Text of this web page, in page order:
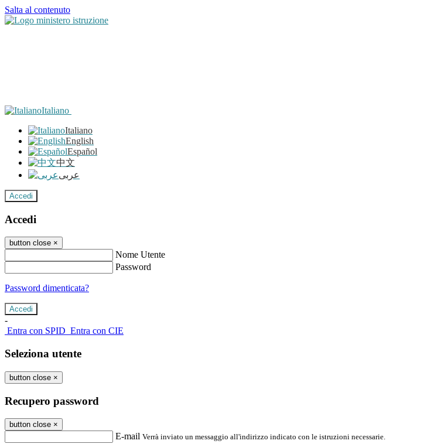
Salta al contenuto
Italiano
Italiano
English
Español
中文
عربى
Accedi
Accedi
button close ×
Nome Utente
Password
Password dimenticata?
-
Entra con SPID Entra con CIE
Seleziona utente
button close ×
Recupero password
button close ×
E-mail Verrà inviato un messaggio all'indirizzo indicato con le istruzioni necessarie.